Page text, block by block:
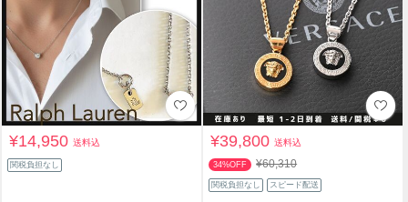
¥14,950送料込
関税負担なし
¥39,800送料込
34%OFF ¥60,310
関税負担なし スピード配送